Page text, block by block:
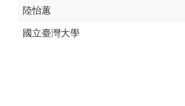
陸怡蕙
國立臺灣大學